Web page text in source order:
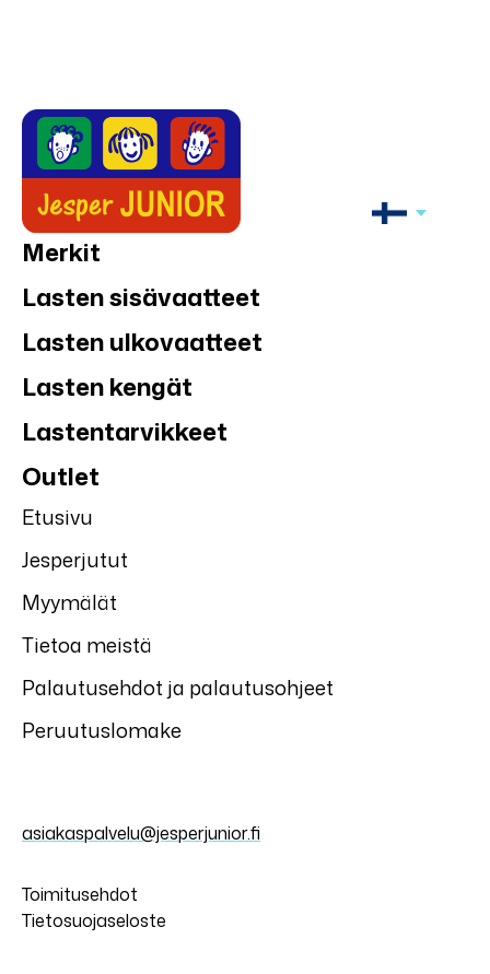
Merkit
Lasten sisävaatteet
Lasten ulkovaatteet
Lasten kengät
Lastentarvikkeet
Outlet
Etusivu
Jesperjutut
Myymälät
Tietoa meistä
Palautusehdot ja palautusohjeet
Peruutuslomake
asiakaspalvelu@jesperjunior.fi
Toimitusehdot
Tietosuojaseloste